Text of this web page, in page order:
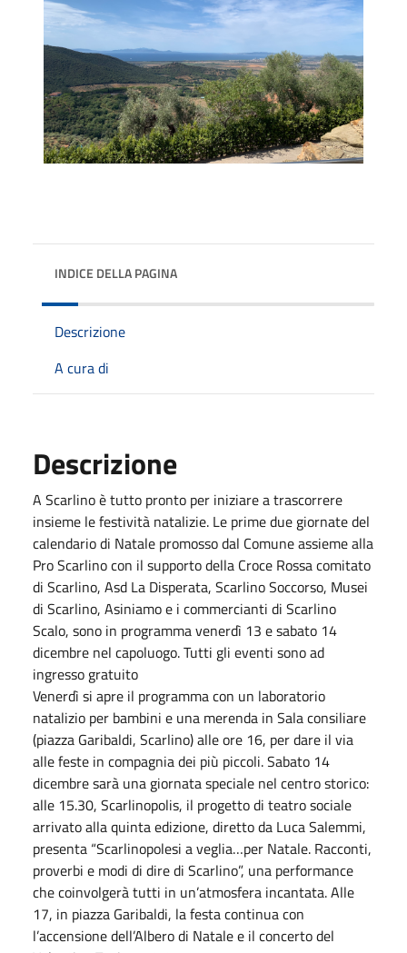
INDICE DELLA PAGINA
Descrizione
A cura di
Descrizione
A Scarlino è tutto pronto per iniziare a trascorrere
insieme le festività natalizie. Le prime due giornate del
calendario di Natale promosso dal Comune assieme alla
Pro Scarlino con il supporto della Croce Rossa comitato
di Scarlino, Asd La Disperata, Scarlino Soccorso, Musei
di Scarlino, Asiniamo e i commercianti di Scarlino
Scalo, sono in programma venerdì 13 e sabato 14
dicembre nel capoluogo. Tutti gli eventi sono ad
ingresso gratuito
Venerdì si apre il programma con un laboratorio
natalizio per bambini e una merenda in Sala consiliare
(piazza Garibaldi, Scarlino) alle ore 16, per dare il via
alle feste in compagnia dei più piccoli. Sabato 14
dicembre sarà una giornata speciale nel centro storico:
alle 15.30, Scarlinopolis, il progetto di teatro sociale
arrivato alla quinta edizione, diretto da Luca Salemmi,
presenta “Scarlinopolesi a veglia…per Natale. Racconti,
proverbi e modi di dire di Scarlino”, una performance
che coinvolgerà tutti in un’atmosfera incantata. Alle
17, in piazza Garibaldi, la festa continua con
l’accensione dell’Albero di Natale e il concerto del